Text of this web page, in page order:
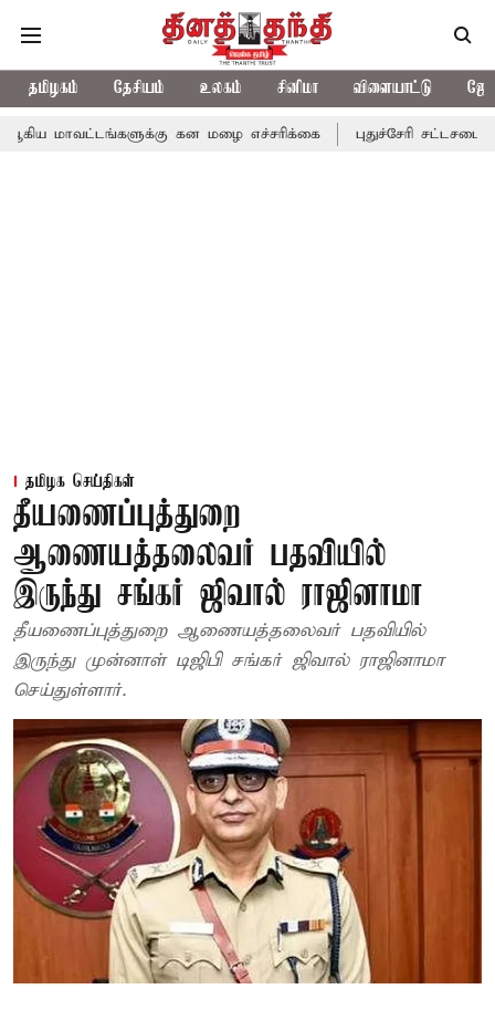
தமிழகம் தேசியம் உலகம் சினிமா விளையாட்டு
கன மழை எச்சரிக்கை புதுச்சேரி சட்டசபையில் வரும்
தமிழக செய்திகள்
தீயணைப்புத்துறை
ஆணையத்தலைவர் பதவியில்
இருந்து சங்கர் ஜிவால் ராஜினாமா
தீயணைப்புத்துறை ஆணையத்தலைவர் பதவியில்
இருந்து முன்னாள் டிஜிபி சங்கர் ஜிவால் ராஜினாமா
செய்துள்ளார்.